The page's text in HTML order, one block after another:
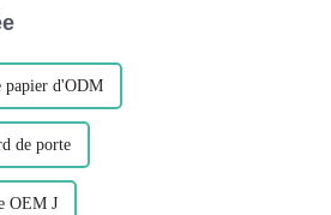
papier d'ODM
de porte
OEM J